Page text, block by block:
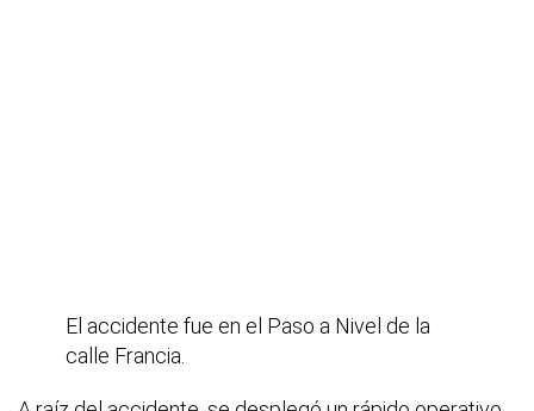
El accidente fue en el Paso a Nivel de la
calle Francia.